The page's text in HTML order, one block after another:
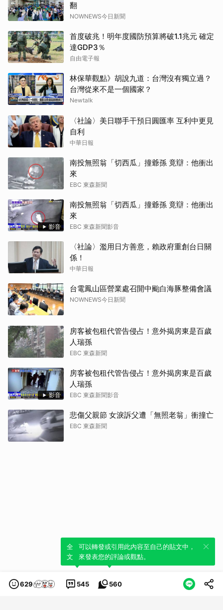
翻
NOWNEWS今日新聞
首度破兆！明年度國防預算將破1.1兆元 確定
達GDP3％
自由電子報
林保華觀點》胡說九道：台灣沒有獨立過？
台灣從來不是一個國家？
Newtalk
〈社論〉美日聯手干預日圓匯率 互利中更見
自利
中華日報
南投無照翁「切西瓜」撞爺孫 竟辯：他衝出
來
EBC 東森新聞
影音
南投無照翁「切西瓜」撞爺孫 竟辯：他衝出
來
EBC 東森新聞影音
〈社論〉濫用日方善意，賴政府重創台日關
係！
中華日報
台電鳳山區營業處召開中颱白海豚整備會議
NOWNEWS今日新聞
房客被包租代管告侵占！意外揭房東是百歲
人瑞孫
EBC 東森新聞
影音
房客被包租代管告侵占！意外揭房東是百歲
人瑞孫
EBC 東森新聞影音
悲傷父親節 女淚訴父遭「無照老翁」衝撞亡
EBC 東森新聞
629 545
全新體驗！一鍵引用此內容，透過發布貼
文來輕鬆表達個人立場。
560
可以轉發或引用此內容至自己的貼文中，
來發表您的評論或觀點。